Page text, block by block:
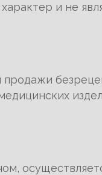
и не